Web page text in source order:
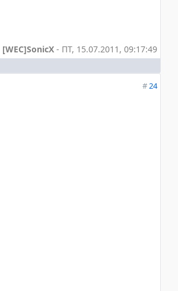
[WEC]SonicX - ПТ, 15.07.2011, 09:17:49
#24